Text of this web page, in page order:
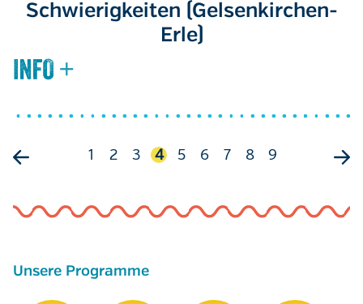
Schwierigkeiten (Gelsenkirchen-
Erle)
Seite
1 Seite
2 Seite
3
Aktuelle
4 Seite
5 Seite
6 Seite
7 Seite
8 Seite
9
Unsere Programme